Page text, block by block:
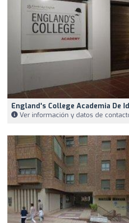
England's College Academia De
Ver información y datos de